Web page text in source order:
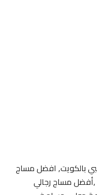
بالكويت, افضل مساج
مساج رجالي